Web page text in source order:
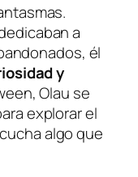
a
él
y
Olau se
explorar el
algo que